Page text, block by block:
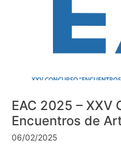
EAC 2025 – XXV
Encuentros de
06/02/2025